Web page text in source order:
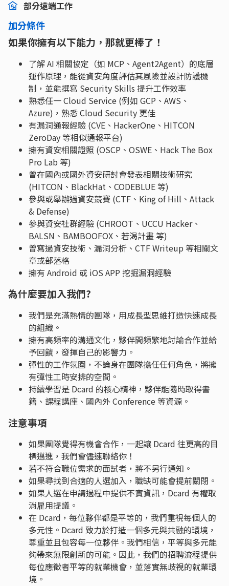
部分遠端工作
加分條件
如果你擁有以下能力，那就更棒了！
了解 AI 相關協定（如 MCP、Agent2Agent）的底層
運作原理，能從資安角度評估其風險並設計防護機
制，並能撰寫 Security Skills 提升工作效率
熟悉任一 Cloud Service (例如 GCP、AWS、
Azure)，熟悉 Cloud Security 更佳
有漏洞通報經驗 (CVE、HackerOne、HITCON
ZeroDay 等相似通報平台)
擁有資安相關證照 (OSCP、OSWE、Hack The Box
Pro Lab 等)
曾在國內或國外資安研討會發表相關技術研究
(HITCON、BlackHat、CODEBLUE 等)
參與或舉辦過資安競賽 (CTF、King of Hill、Attack
& Defense)
參與資安社群經驗 (CHROOT、UCCU Hacker、
BALSN、BAMBOOFOX、若渴計畫 等)
曾寫過資安技術、漏洞分析、CTF Writeup 等相關文
章或部落格
擁有 Android 或 iOS APP 挖掘漏洞經驗
為什麼要加入我們?
我們是充滿熱情的團隊，用成長型思維打造快速成長
的組織。
擁有高頻率的溝通文化，夥伴間頻繁地討論合作並給
予回饋，發揮自己的影響力。
彈性的工作氛圍，不論身在團隊擔任任何角色，將擁
有彈性工時安排的空間。
持續學習是 Dcard 的核心精神，夥伴能隨時取得書
籍、課程講座、國內外 Conference 等資源。
注意事項
如果團隊覺得有機會合作，一起讓 Dcard 往更高的目
標邁進，我們會儘速聯絡你！
若不符合職位需求的面試者，將不另行通知。
如果尋找到合適的人選加入，職缺可能會提前關閉。
如果人選在申請過程中提供不實資訊，Dcard 有權取
消雇用提議。
在 Dcard，每位夥伴都是平等的，我們重視每個人的
多元性。Dcard 致力於打造一個多元與共融的環境，
尊重並且包容每一位夥伴。我們相信，平等與多元能
夠帶來無限創新的可能。因此，我們的招聘流程提供
每位應徵者平等的就業機會，並落實無歧視的就業環
境。